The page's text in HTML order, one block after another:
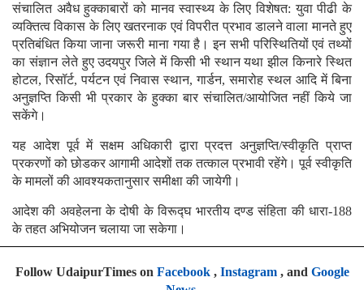
संचालित अवैध हुक्काबारों को मानव स्वास्थ्य के लिए विशेषत: युवा पीढी के
व्यक्तित्व विकास के लिए खतरनाक एवं विपरीत प्रभाव डालने वाला मानते हुए
प्रतिबंधित किया जाना जरूरी माना गया है। इन सभी परिस्थितियों एवं तथ्यों
का संज्ञान लेते हुए उदयपुर जिले में किसी भी स्थान यथा झील किनारे स्थित
होटल, रिसॉर्ट, पर्यटन एवं निवास स्थान, गार्डन, समारोह स्थल आदि में बिना
अनुज्ञप्ति किसी भी प्रकार के हुक्का बार संचालित/आयोजित नहीं किये जा
सकेंगे।
यह आदेश पूर्व में सक्षम अधिकारी द्वारा प्रदत्त अनुज्ञप्ति/स्वीकृति प्राप्त
प्रकरणों को छोडकर आगामी आदेशों तक तत्काल प्रभावी रहेंगे। पूर्व स्वीकृति
के मामलों की आवश्यकतानुसार समीक्षा की जायेगी।
आदेश की अवहेलना के दोषी के विरूद्घ भारतीय दण्ड संहिता की धारा-188
के तहत अभियोजन चलाया जा सकेगा।
Follow UdaipurTimes on Facebook, Instagram, and Google